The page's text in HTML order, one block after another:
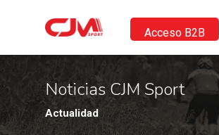
Acceso B2B
Noticias CJM Sport
Actualidad